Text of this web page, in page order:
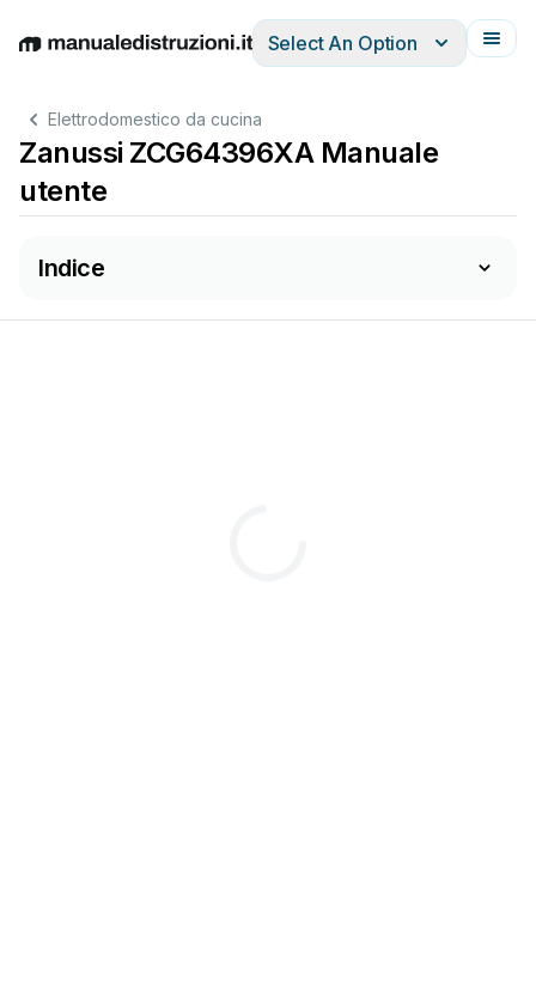
EnglishDeutschEspañolItalianoFrançais
Select An Option
Elettrodomestico da cucina
Zanussi ZCG64396XA Manuale
utente
Indice